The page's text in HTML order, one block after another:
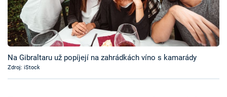
Časopis
Sledujte prima+
Na Gibraltaru už popíjejí na zahrádkách víno s kamarády
Zdroj: iStock